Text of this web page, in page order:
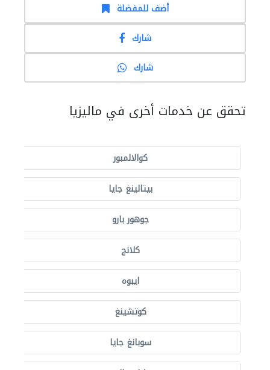
أضف للمفضلة
شارك
شارك
تحقق عن خدمات أخرى في ماليزيا
كوالالمبور
بيتالينغ جايا
جوهور بارو
كلانج
ايبوه
كوتشينغ
سوبانغ جايا